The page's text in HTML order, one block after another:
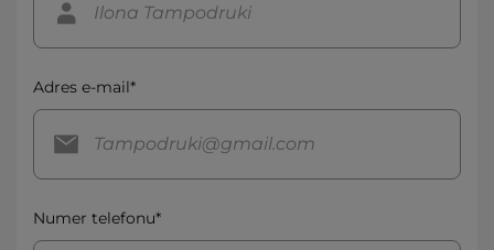
Adres e-mail*
Numer telefonu*